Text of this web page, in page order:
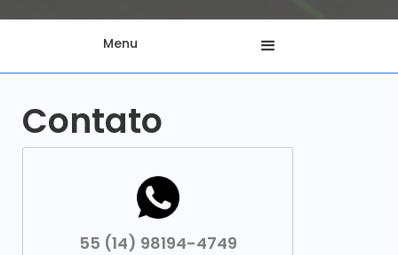
Menu
Contato
55 (14) 98194-4749